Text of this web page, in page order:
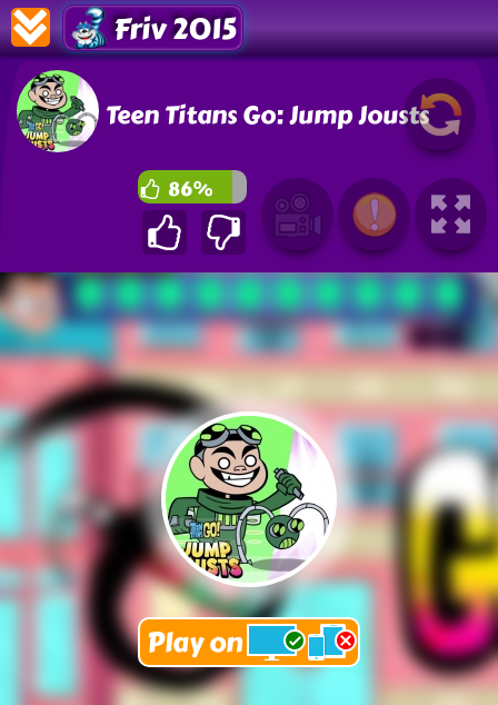
Friv 2015
Teen Titans Go: Jump Jousts
86%